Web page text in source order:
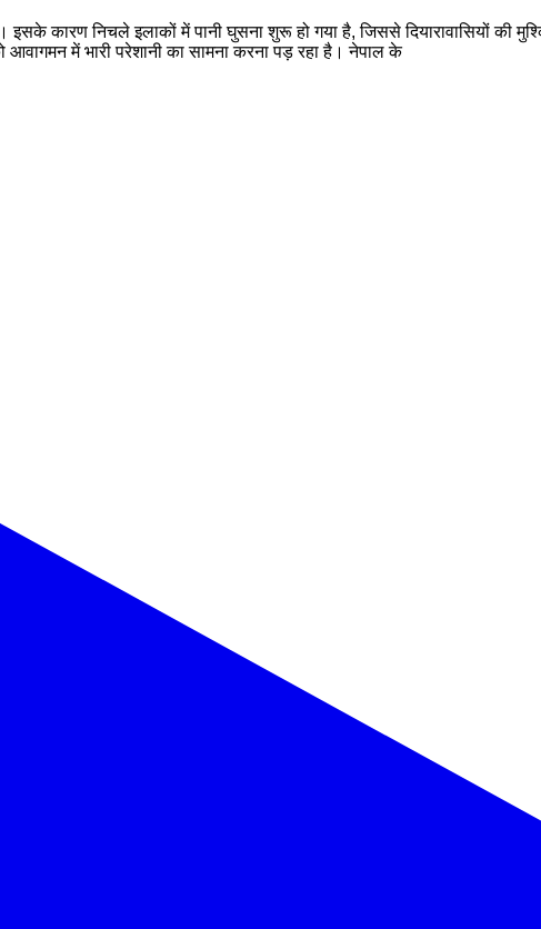
कारण निचले इलाकों में पानी घुसना शुरू हो गया है, जिससे दियारावासियों की
में भारी परेशानी का सामना करना पड़ रहा है। नेपाल के